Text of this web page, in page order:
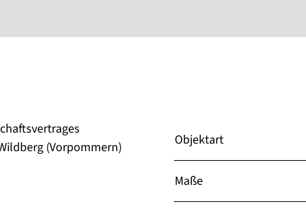
(Vorpommern)
Objektart
Maße